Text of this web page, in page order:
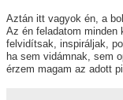
Aztán itt vagyok én, a
Az én feladatom minden
felvidítsak, inspiráljak,
ha sem vidámnak, sem
érzem magam az adott